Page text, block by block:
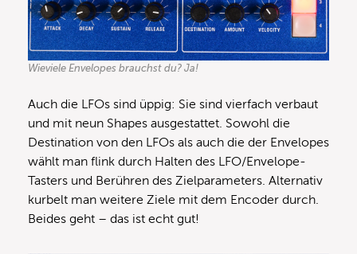
Wieviele Envelopes brauchst du? Ja!
Auch die LFOs sind üppig: Sie sind vierfach verbaut
und mit neun Shapes ausgestattet. Sowohl die
Destination von den LFOs als auch die der Envelopes
wählt man flink durch Halten des LFO/Envelope-
Tasters und Berühren des Zielparameters. Alternativ
kurbelt man weitere Ziele mit dem Encoder durch.
Beides geht – das ist echt gut!